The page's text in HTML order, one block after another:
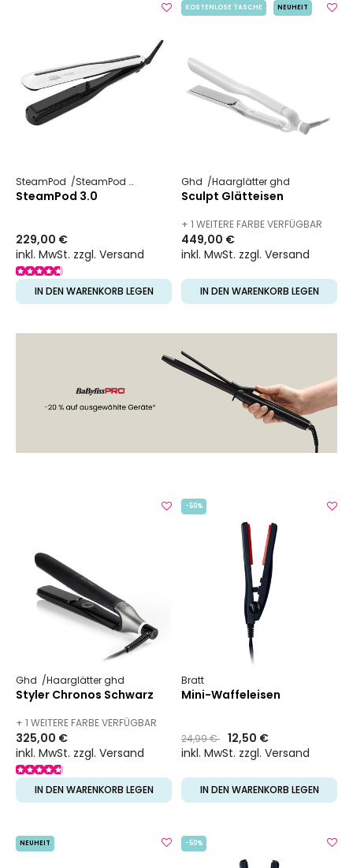
SteamPod SteamPod 3
SteamPod 3.0
229,00 €
inkl. MwSt. zzgl. Versand
IN DEN WARENKORB LEGEN
KOSTENLOSE TASCHE NEUHEIT
Ghd Haarglätter ghd
Sculpt Glätteisen
+ 1 WEITERE FARBE VERFÜGBAR
449,00 €
inkl. MwSt. zzgl. Versand
IN DEN WARENKORB LEGEN
Ghd Haarglätter ghd
Styler Chronos Schwarz
+ 1 WEITERE FARBE VERFÜGBAR
325,00 €
inkl. MwSt. zzgl. Versand
IN DEN WARENKORB LEGEN
-50%
Bratt
Mini-Waffeleisen
Preis
24,99 €to12,50 €
inkl. MwSt. zzgl. Versand
IN DEN WARENKORB LEGEN
NEUHEIT -50%